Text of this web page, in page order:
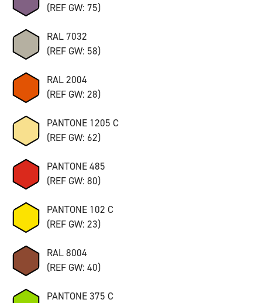
(REF GW: 75)
RAL 7032
(REF GW: 58)
RAL 2004
(REF GW: 28)
PANTONE 1205 C
(REF GW: 62)
PANTONE 485
(REF GW: 80)
PANTONE 102 C
(REF GW: 23)
RAL 8004
(REF GW: 40)
PANTONE 375 C